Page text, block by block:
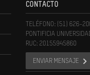
CONTACTO
TELÉFONO: (51) 626-
PONTIFICIA
RUC: 20155945860
ENVIAR MENSAJE